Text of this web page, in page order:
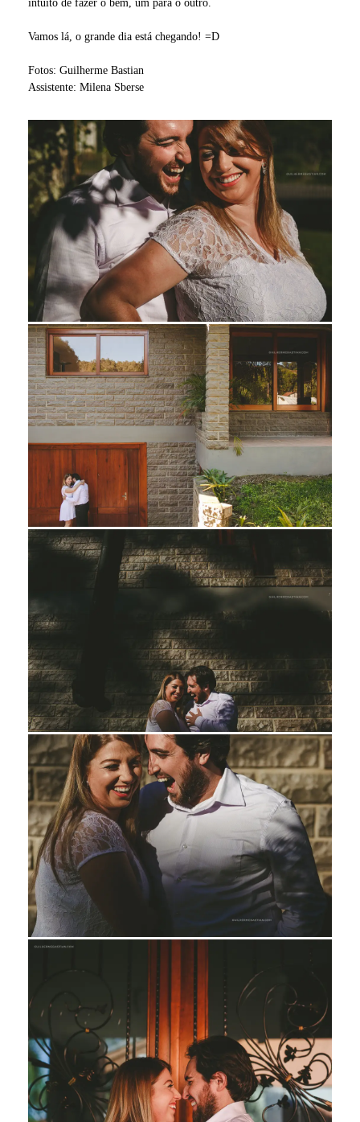
intuito de fazer o bem, um para o outro.
Vamos lá, o grande dia está chegando! =D
Fotos: Guilherme Bastian
Assistente: Milena Sberse